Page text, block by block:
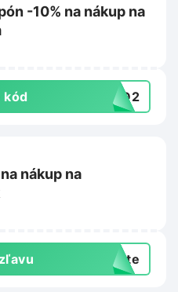
-10% na nákup na
kód 4BD2
nákup na
exte